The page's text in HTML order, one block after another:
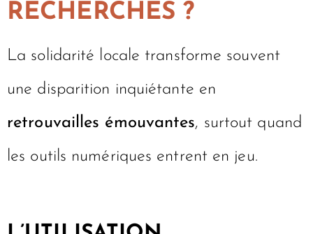
RECHERCHES ?
La solidarité locale transforme souvent
une disparition inquiétante en
retrouvailles émouvantes, surtout quand
les outils numériques entrent en jeu.